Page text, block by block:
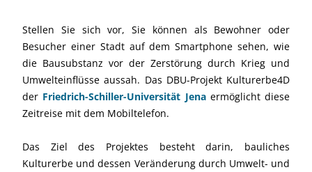
Stellen Sie sich vor, Sie können als Bewohner oder
Besucher einer Stadt auf dem Smartphone sehen, wie
die Bausubstanz vor der Zerstörung durch Krieg und
Umwelteinflüsse aussah. Das DBU-Projekt Kulturerbe4D
der Friedrich-Schiller-Universität Jena ermöglicht diese
Zeitreise mit dem Mobiltelefon.
Das Ziel des Projektes besteht darin, bauliches
Kulturerbe und dessen Veränderung durch Umwelt- und